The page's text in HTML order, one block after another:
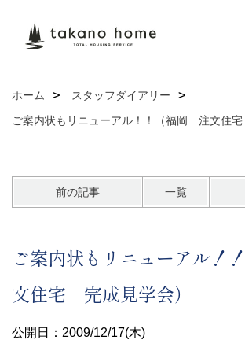
ホーム
スタッフダイアリー
ご案内状もリニューアル！！（福岡 注文住
前の記事 一覧
ご案内状もリニューアル！
文住宅 完成見学会）
公開日：2009/12/17(木)